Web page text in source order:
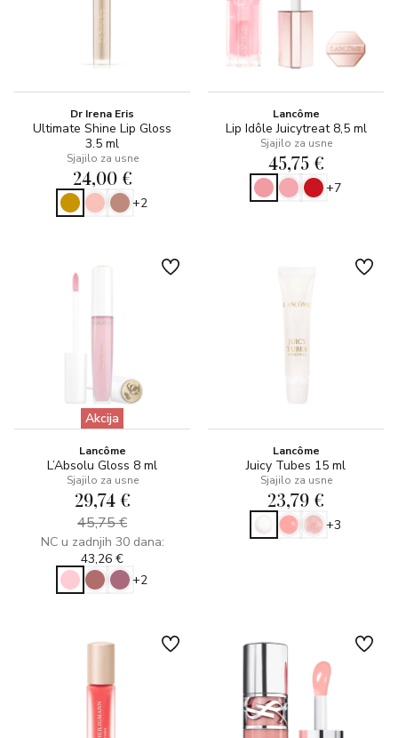
Dr Irena Eris
Ultimate Shine Lip Gloss
3.5 ml
Sjajilo za usne
24,00 €
+2
Lancôme
Lip Idôle Juicytreat 8,5 ml
Sjajilo za usne
45,75 €
+7
Akcija
Lancôme
L’Absolu Gloss 8 ml
Sjajilo za usne
29,74 €
45,75 €
NC u zadnjih 30 dana:
43,26 €
+2
Lancôme
Juicy Tubes 15 ml
Sjajilo za usne
23,79 €
+3